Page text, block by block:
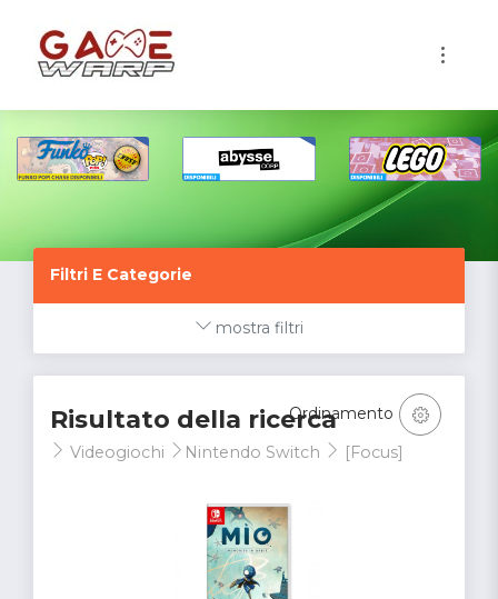
Filtri E Categorie
mostra filtri
Risultato della ricerca
Videogiochi Nintendo Switch [Focus]
Ordinamento